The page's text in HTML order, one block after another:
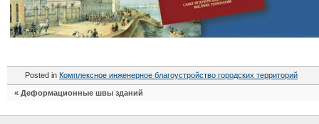
Posted in Комплексное инженерное благоустройство городских территорий
« Деформационные швы зданий